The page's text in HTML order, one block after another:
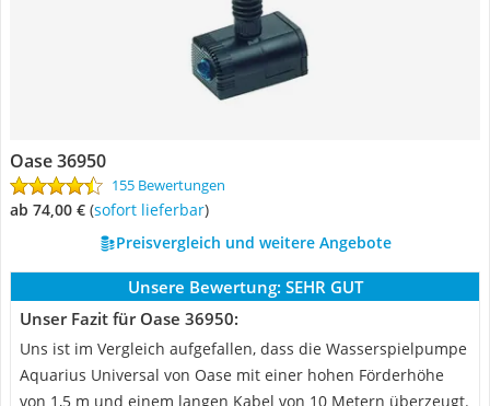
Oase 36950
155 Bewertungen
ab 74,00 € ( Sofort lieferbar)
Preisvergleich und weitere Angebote
Unsere Bewertung: SEHR GUT
Unser Fazit für Oase 36950:
Uns ist im Vergleich aufgefallen, dass die Wasserspielpumpe
Aquarius Universal von Oase mit einer hohen Förderhöhe
von 1,5 m und einem langen Kabel von 10 Metern überzeugt.